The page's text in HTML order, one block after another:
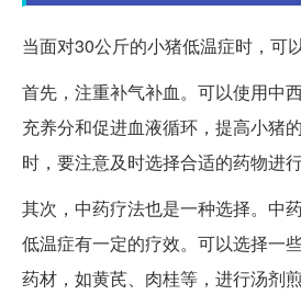
当面对30公斤的小猪低温症时，可
首先，注重补气补血。可以使用中
充养分和促进血液循环，提高小猪
时，要注意及时选择合适的药物进行
其次，中药疗法也是一种选择。中
低温症有一定的疗效。可以选择一
药材，如黄芪、肉桂等，进行汤剂